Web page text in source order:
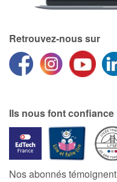
Retrouvez-nous sur
Ils nous font confiance
Nos abonnés témoignent